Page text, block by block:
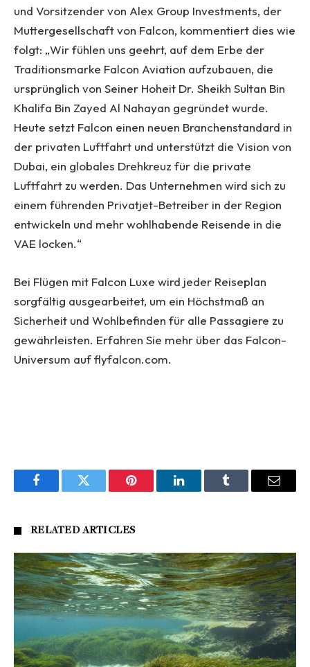
und Vorsitzender von Alex Group Investments, der
Muttergesellschaft von Falcon, kommentiert dies wie
folgt: „Wir fühlen uns geehrt, auf dem Erbe der
Traditionsmarke Falcon Aviation aufzubauen, die
ursprünglich von Seiner Hoheit Dr. Sheikh Sultan Bin
Khalifa Bin Zayed Al Nahayan gegründet wurde.
Heute setzt Falcon einen neuen Branchenstandard in
der privaten Luftfahrt und unterstützt die Vision von
Dubai, ein globales Drehkreuz für die private
Luftfahrt zu werden. Das Unternehmen wird sich zu
einem führenden Privatjet-Betreiber in der Region
entwickeln und mehr wohlhabende Reisende in die
VAE locken.“
Bei Flügen mit Falcon Luxe wird jeder Reiseplan
sorgfältig ausgearbeitet, um ein Höchstmaß an
Sicherheit und Wohlbefinden für alle Passagiere zu
gewährleisten. Erfahren Sie mehr über das Falcon-
Universum auf flyfalcon.com.
FacebookTwitter Pinterest LinkedInTumblr Email
RELATEDARTICLES